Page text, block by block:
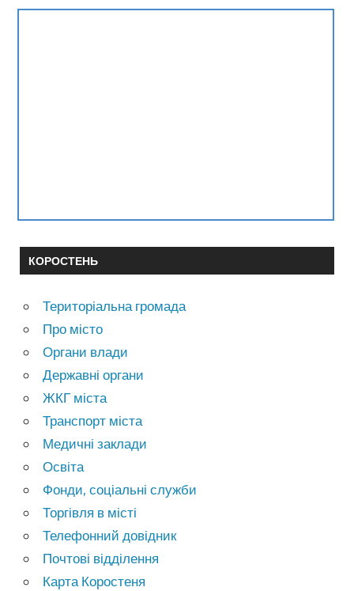
КОРОСТЕНЬ
Територіальна громада
Про місто
Органи влади
Державні органи
ЖКГ міста
Транспорт міста
Медичні заклади
Освіта
Фонди, соціальні служби
Торгівля в місті
Телефонний довідник
Почтові відділення
Карта Коростеня